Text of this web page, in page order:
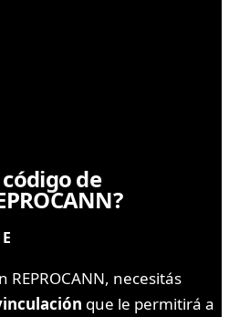
de
necesitás
que le permitirá a